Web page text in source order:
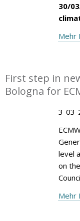
30/
Mehr
First step in
Bologna for
3-03-
level
on
Mehr